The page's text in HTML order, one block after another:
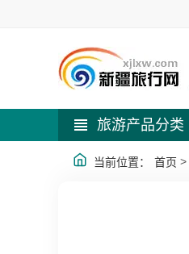
旅游产品分类
当前位置： 首页 >